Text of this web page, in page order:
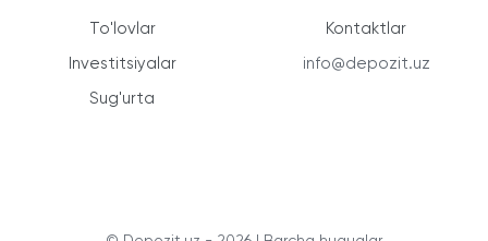
To'lovlar
Investitsiyalar
Sug'urta
Kontaktlar
info@depozit.uz